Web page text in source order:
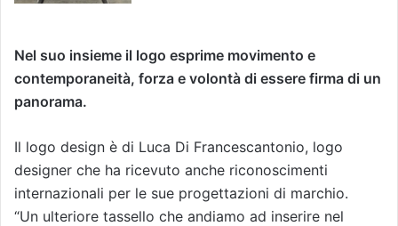
Nel suo insieme il logo esprime movimento e
contemporaneità, forza e volontà di essere firma di un
panorama.
Il logo design è di Luca Di Francescantonio, logo
designer che ha ricevuto anche riconoscimenti
internazionali per le sue progettazioni di marchio.
“Un ulteriore tassello che andiamo ad inserire nel